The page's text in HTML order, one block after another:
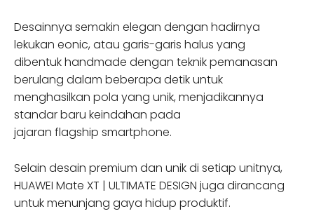
Desainnya semakin elegan dengan hadirnya
lekukan eonic, atau garis-garis halus yang
dibentuk handmade dengan teknik pemanasan
berulang dalam beberapa detik untuk
menghasilkan pola yang unik, menjadikannya
standar baru keindahan pada
jajaran flagship smartphone.
Selain desain premium dan unik di setiap unitnya,
HUAWEI Mate XT | ULTIMATE DESIGN juga dirancang
untuk menunjang gaya hidup produktif.